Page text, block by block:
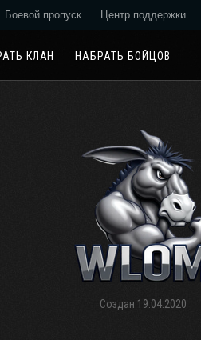
Боевой пропуск Центр поддержки
КЛАН НАБРАТЬ БОЙЦОВ
Создан 19.04.2020